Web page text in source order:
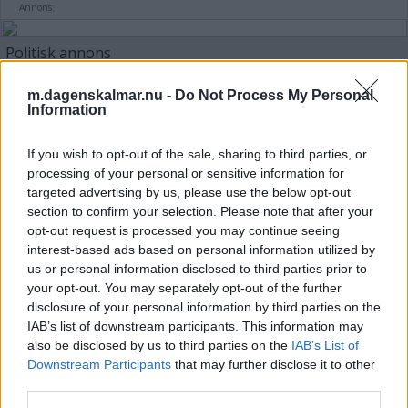
m.dagenskalmar.nu - Do Not Process My Personal
Information
If you wish to opt-out of the sale, sharing to third parties, or
processing of your personal or sensitive information for
targeted advertising by us, please use the below opt-out
section to confirm your selection. Please note that after your
opt-out request is processed you may continue seeing
interest-based ads based on personal information utilized by
us or personal information disclosed to third parties prior to
your opt-out. You may separately opt-out of the further
disclosure of your personal information by third parties on the
IAB’s list of downstream participants. This information may
also be disclosed by us to third parties on the IAB’s List of
Downstream Participants that may further disclose it to other
Annons:
Politisk annons
Avsändare: Centerpartiet i Kalmar län
Kalmarkille debuterar med medicinsk
thriller: ”Längtar efter läsarnas
reaktion”
KULTUR 14 juli 2026 04.00